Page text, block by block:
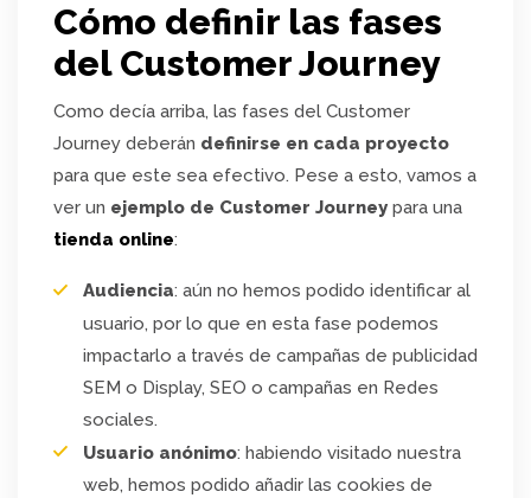
Cómo definir las fases
del Customer Journey
Como decía arriba, las fases del Customer
Journey deberán definirse en cada proyecto
para que este sea efectivo. Pese a esto, vamos a
ver un ejemplo de Customer Journey para una
tienda online:
Audiencia: aún no hemos podido identificar al
usuario, por lo que en esta fase podemos
impactarlo a través de campañas de publicidad
SEM o Display, SEO o campañas en Redes
sociales.
Usuario anónimo: habiendo visitado nuestra
web, hemos podido añadir las cookies de